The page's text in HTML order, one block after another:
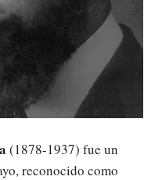
(1878-1937) fue un
reconocido como